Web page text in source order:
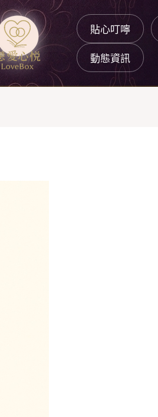
貼心叮嚀
動態資訊